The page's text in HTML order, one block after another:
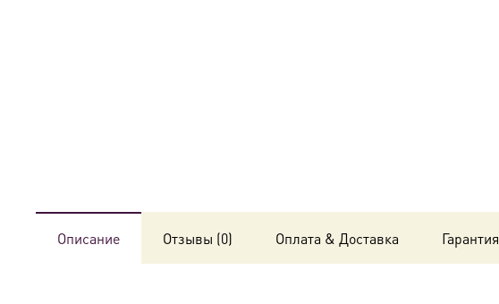
Описание Отзывы (0) Оплата & Доставка Гарантия